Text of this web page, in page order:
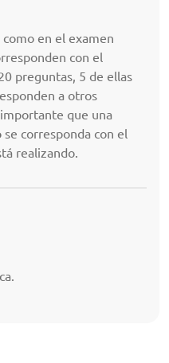
en el examen
con el
preguntas, 5 de ellas
a otros
que una
corresponda con el
realizando.